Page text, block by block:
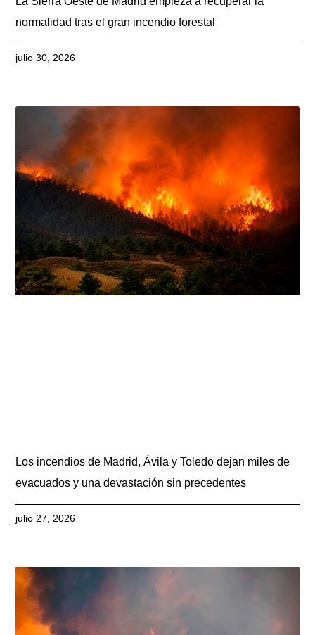
normalidad tras el gran incendio forestal
julio 30, 2026
Los incendios de Madrid, Ávila y Toledo dejan miles de
evacuados y una devastación sin precedentes
julio 27, 2026